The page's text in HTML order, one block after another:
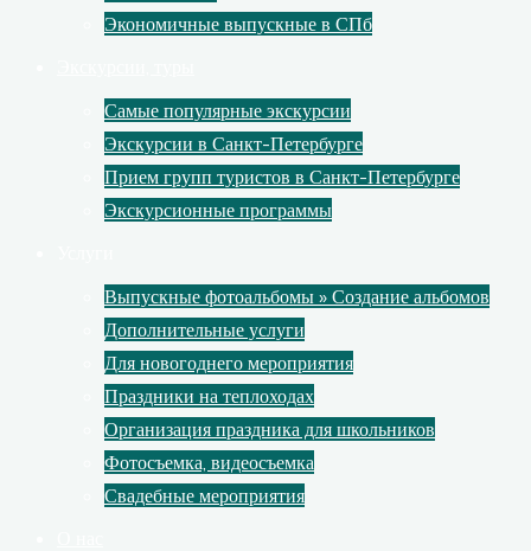
Экономичные выпускные в СПб
Самые популярные экскурсии
Экскурсии в Санкт-Петербурге
Прием групп туристов в Санкт-Петербурге
Экскурсионные программы
Выпускные фотоальбомы » Создание альбомов
Дополнительные услуги
Для новогоднего мероприятия
Праздники на теплоходах
Организация праздника для школьников
Фотосъемка, видеосъемка
Свадебные мероприятия